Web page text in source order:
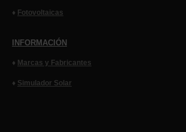
♦ Fotovoltaicas
INFORMACIÓN
♦ Marcas y Fabricantes
♦ Simulador Solar